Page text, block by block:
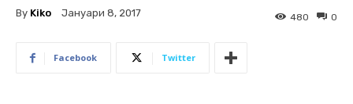
By Kiko Јануари 8, 2017 0
480
Facebook Twitter